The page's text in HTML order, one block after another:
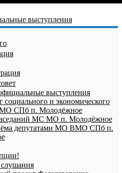
выступления
выступления
и экономического
СПб п. Молодёжное
МС МО п. Молодёжное
депутатами МО ВМО СПб п.